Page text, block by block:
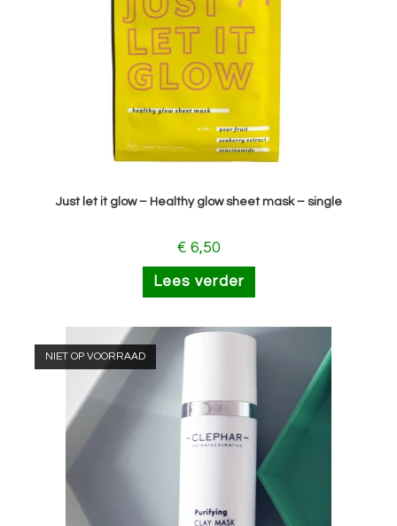
Just let it glow – Healthy glow sheet mask – single
€ 6,50
Lees verder
NIET OP VOORRAAD